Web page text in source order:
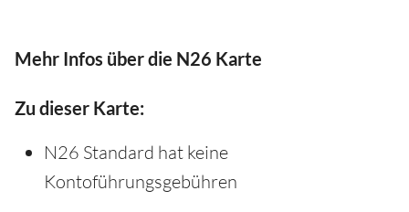
Mehr Infos über die N26 Karte
Zu dieser Karte:
N26 Standard hat keine
Kontoführungsgebühren